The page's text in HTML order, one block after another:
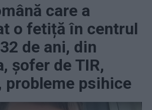
care a
o fetiță în centrul
de ani, din
șofer de TIR,
probleme psihice